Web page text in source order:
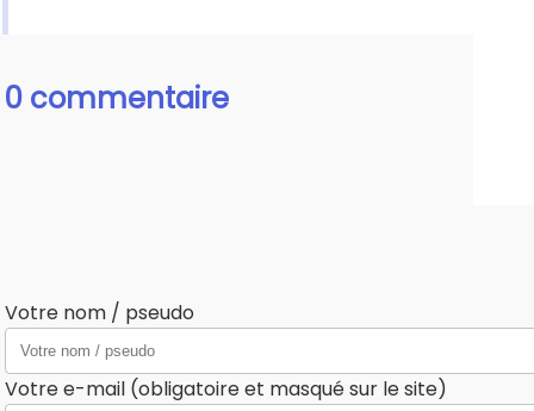
0 commentaire
Votre nom / pseudo
Votre e-mail (obligatoire et masqué sur le site)